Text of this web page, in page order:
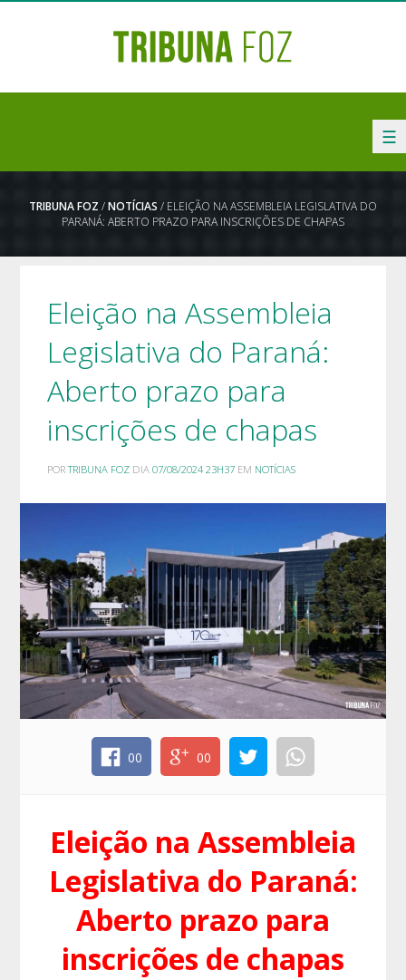
☰
TRIBUNA FOZ /NOTÍCIAS / ELEIÇÃO NA ASSEMBLEIA LEGISLATIVA DO
PARANÁ: ABERTO PRAZO PARA INSCRIÇÕES DE CHAPAS
Eleição na Assembleia
Legislativa do Paraná:
Aberto prazo para
inscrições de chapas
PORTRIBUNA FOZ DIA07/08/2024 23H37 EM NOTÍCIAS
00 00
Eleição na Assembleia
Legislativa do Paraná:
Aberto prazo para
inscrições de chapas